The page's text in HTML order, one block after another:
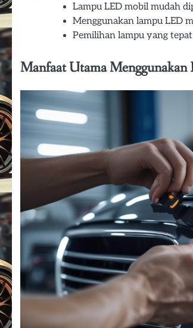
Lampu LED mobil mudah
Menggunakan lampu LED
Pemilihan lampu yang
Manfaat Utama